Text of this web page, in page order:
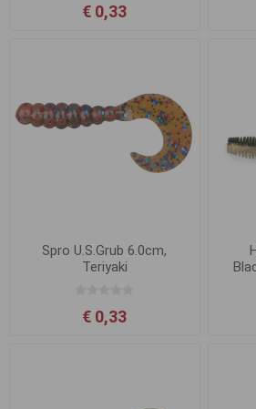
€ 0,33
Spro U.S.Grub 6.0cm,
Teriyaki
€ 0,33